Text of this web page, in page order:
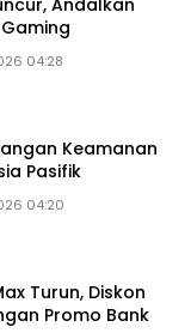
04:28
Keamanan
Pasifik
04:20
Turun, Diskon
Promo Bank